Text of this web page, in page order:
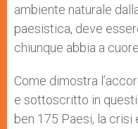
ambiente naturale
paesistica, deve
chiunque abbia a
Come dimostra
e sottoscritto in
ben 175 Paesi, la